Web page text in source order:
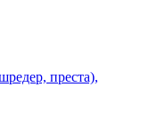
преста),